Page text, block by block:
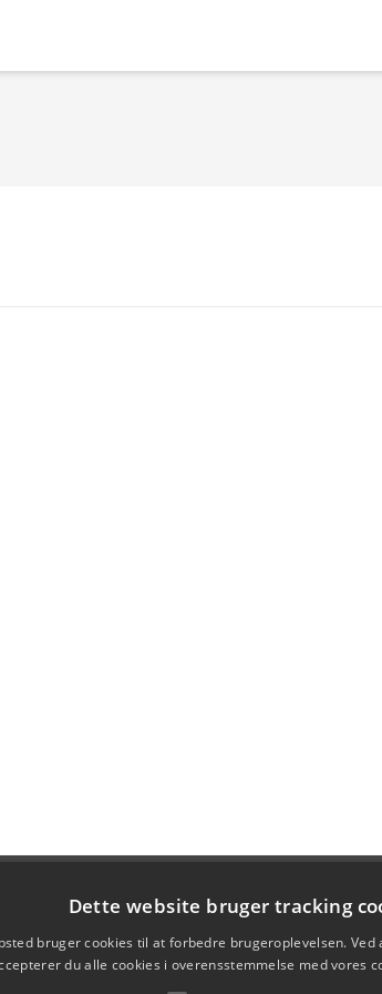
Dette website bruger tracking
bruger cookies til at forbedre brugeroplevelsen. Ved
du alle cookies i overensstemmelse med vores